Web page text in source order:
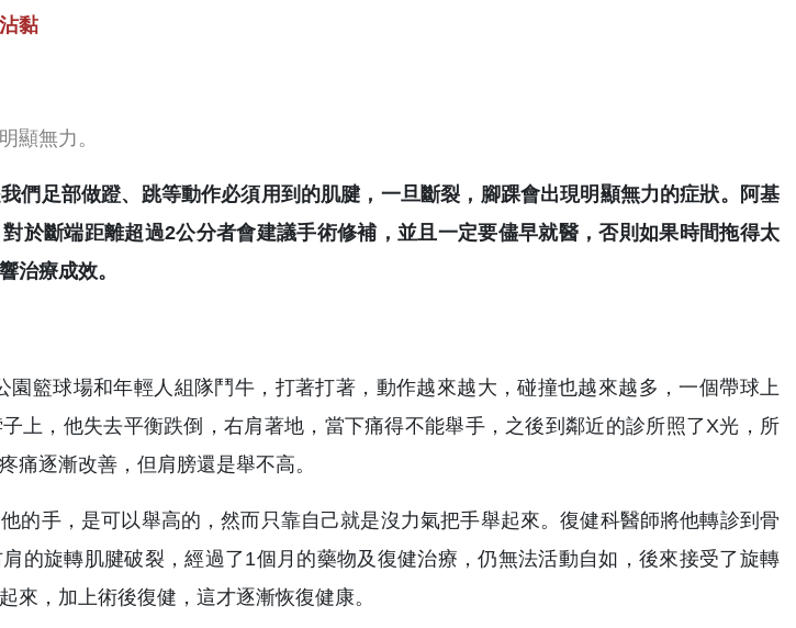
黏
顯無力。
們足部做蹬、跳等動作必須用到的肌腱，一旦斷裂，腳踝會出現明顯無力的症狀。阿基
於斷端距離超過2公分者會建議手術修補，並且一定要儘早就醫，否則如果時間拖得太
治療成效。
園籃球場和年輕人組隊鬥牛，打著打著，動作越來越大，碰撞也越來越多，一個帶球上
上，他失去平衡跌倒，右肩著地，當下痛得不能舉手，之後到鄰近的診所照了X光，所
痛逐漸改善，但肩膀還是舉不高。
的手，是可以舉高的，然而只靠自己就是沒力氣把手舉起來。復健科醫師將他轉診到骨
的旋轉肌腱破裂，經過了1個月的藥物及復健治療，仍無法活動自如，後來接受了旋轉
來，加上術後復健，這才逐漸恢復健康。